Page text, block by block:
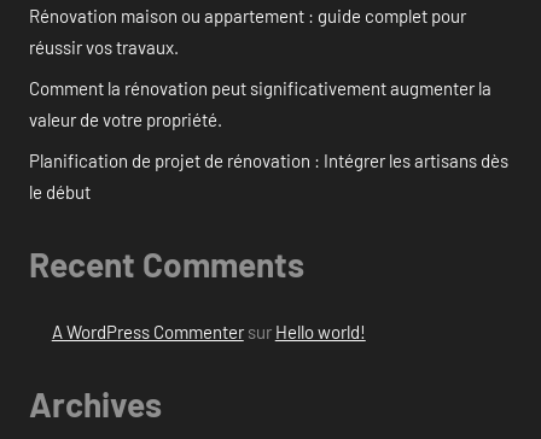
Rénovation maison ou appartement : guide complet pour
réussir vos travaux.
Comment la rénovation peut significativement augmenter la
valeur de votre propriété.
Planification de projet de rénovation : Intégrer les artisans dès
le début
Recent Comments
A WordPress Commentersur Hello world!
Archives